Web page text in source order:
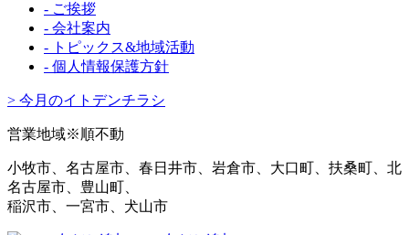
- ご挨拶
- 会社案内
- トピックス&地域活動
- 個人情報保護方針
> 今月のイトデンチラシ
営業地域※順不動
小牧市、名古屋市、春日井市、岩倉市、大口町、扶桑町、北
名古屋市、豊山町、
稲沢市、一宮市、犬山市